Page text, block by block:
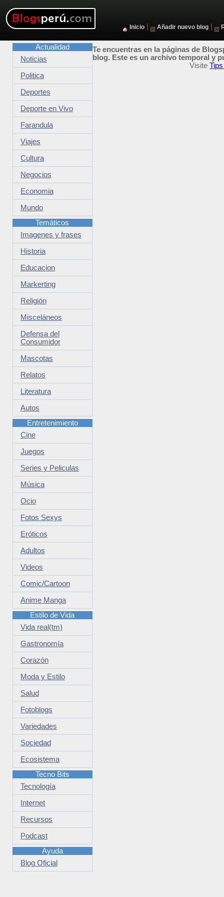
Inicio Añadir nuevo blog
Te encuentras en la páginas de
blog. Este es un archivo temporal y
Visite
Actualidad
Noticias
Politica
Deportes
Deporte en Vivo
Farandula
Viajes
Cultura
Negocios
Economia
Mundo
Temáticos
Imagenes y frases
Historia
Educacion
Markerting
Religión
Misceláneos
Defensa del
Consumidor
Mascotas
Relatos
Literatura
Autos
Entretenimiento
Cine
Juegos
Series y Peliculas
Música
Ocio
Fotos Sexys
Eróticos
Adultos
Videos
Comic/Cartoon
Anime Manga
Estilo de Vida
Vida real(tm)
Gastronomía
Corazón
Moda y Estilo
Salud
Fotoblogs
Variedades
Sociedad
Ecosistema
Tecno Bits
Tecnología
Internet
Recursos
Podcast
Ayuda
Blog Oficial